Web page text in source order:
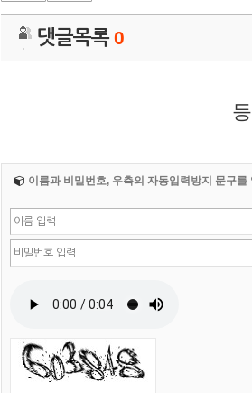
댓글목록0
이름과 비밀번호, 우측의 자동입력방지 문구를